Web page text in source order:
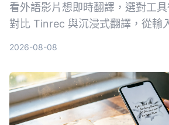
看外語影片想即時翻譯，選對工
對比 Tinrec 與沉浸式翻譯，從輸
2026-08-08